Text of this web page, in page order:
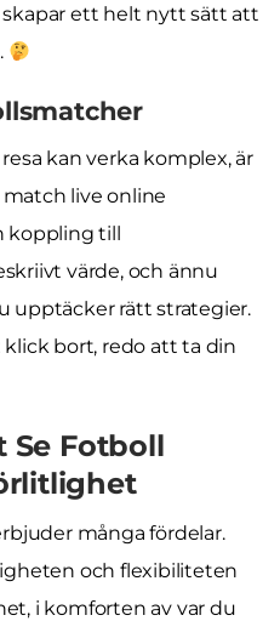
ett helt nytt sätt att
kan verka komplex, är
live online
koppling till
värde, och ännu
upptäcker rätt strategier.
bort, redo att ta din
Se Fotboll
många fördelar.
och flexibiliteten
i komforten av var du